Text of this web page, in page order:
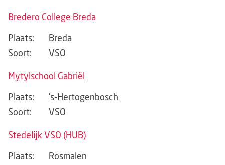
Bredero College Breda
Plaats:
Breda
Soort:
VSO
Mytylschool Gabriël
Plaats:
’s-Hertogenbosch
Soort:
VSO
Stedelijk VSO (HUB)
Plaats:
Rosmalen